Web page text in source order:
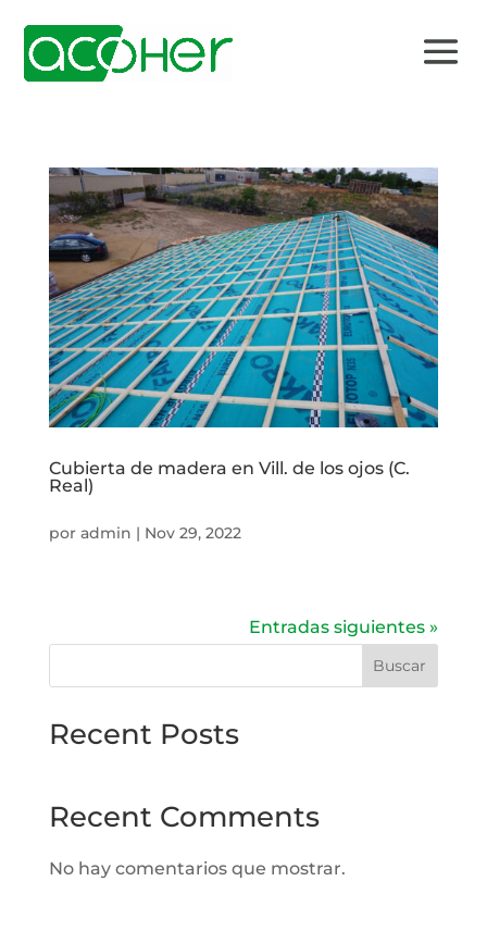
Cubierta de madera en Vill. de los ojos (C.
Real)
por admin | Nov 29, 2022
Entradas siguientes »
Buscar
Recent Posts
Recent Comments
No hay comentarios que mostrar.